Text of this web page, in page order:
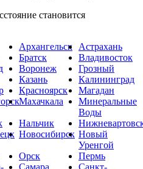
становится
Архангельск
Астрахань
Братск
Владивосток
Воронеж
Грозный
Казань
Калининград
Красноярск
Магадан
Махачкала
Минеральные
Воды
Нальчик
Новосибирск Новый
Уренгой
Орск
Пермь
Самара
Санкт-